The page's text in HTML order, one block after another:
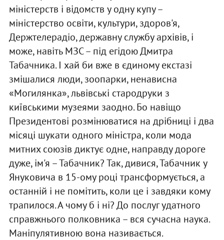
міністерств і відомств у одну купу –
міністерство освіти, культури, здоров'я,
Держтелерадіо, державну службу архівів, і
може, навіть МЗС – під егідою Дмитра
Табачника. І хай би вже в єдиному екстазі
змішалися люди, зоопарки, ненависна
«Могилянка», львівські стародруки з
київськими музеями заодно. Бо навіщо
Президентові розмінюватися на дрібниці і два
місяці шукати одного міністра, коли мода
митних союзів диктує одне, направду дороге
дуже, ім'я – Табачник? Так, дивися, Табачник у
Януковича в 15-ому році трансформується, а
останній і не помітить, коли це і завдяки кому
трапилося. А чому б і ні? До послуг удатного
справжнього полковника – вся сучасна наука.
Маніпулятивною вона називається.